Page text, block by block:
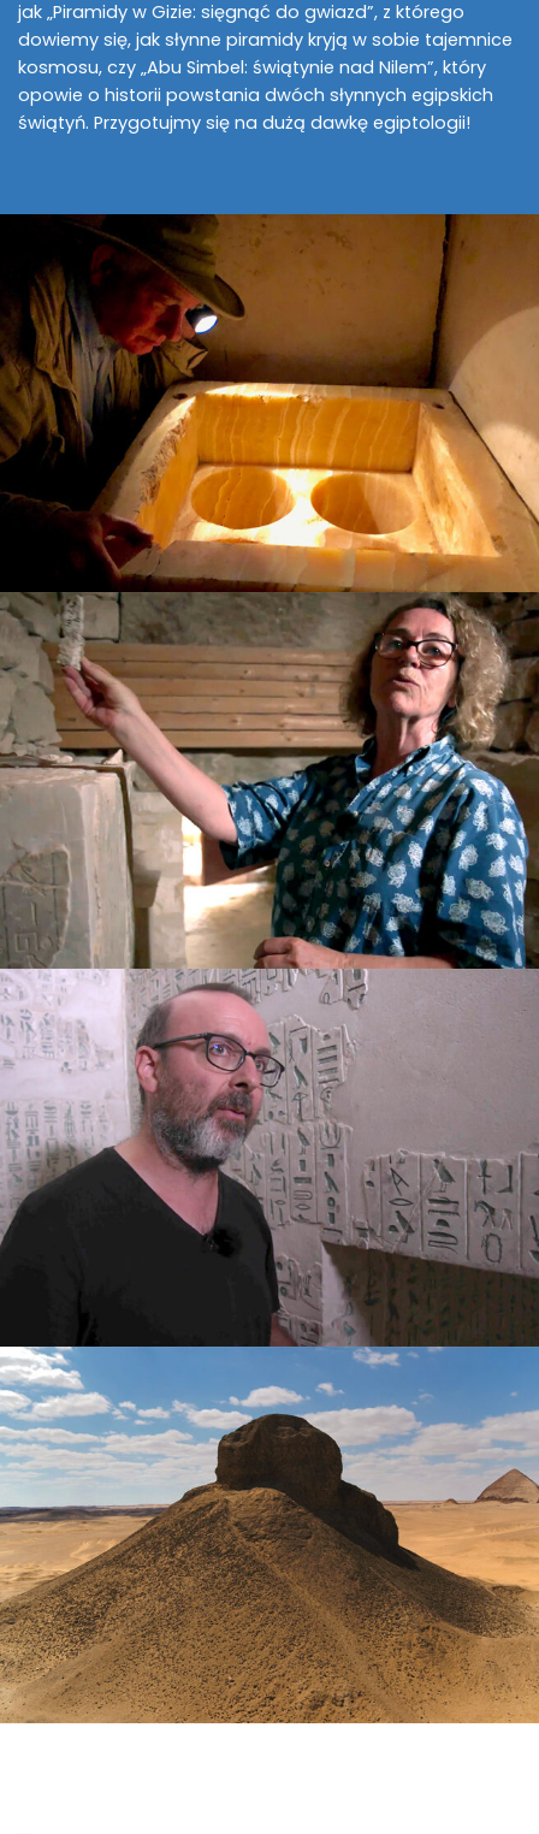
jak „Piramidy w Gizie: sięgnąć do gwiazd”, z którego
dowiemy się, jak słynne piramidy kryją w sobie tajemnice
kosmosu, czy „Abu Simbel: świątynie nad Nilem”, który
opowie o historii powstania dwóch słynnych egipskich
świątyń. Przygotujmy się na dużą dawkę egiptologii!